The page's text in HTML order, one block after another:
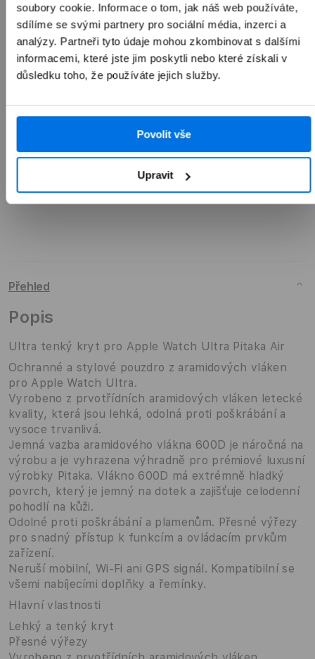
soubory cookie. Informace o tom, jak náš web používáte,
sdílíme se svými partnery pro sociální média, inzerci a
analýzy. Partneři tyto údaje mohou zkombinovat s dalšími
informacemi, které jste jim poskytli nebo které získali v
důsledku toho, že používáte jejich služby.
Povolit vše
Upravit
1 990 Kč
Přidat do košíku
Přehled
Popis
Ultra tenký kryt pro Apple Watch Ultra Pitaka Air
Ochranné a stylové pouzdro z aramidových vláken
pro Apple Watch Ultra.
Vyrobeno z prvotřídních aramidových vláken letecké
kvality, která jsou lehká, odolná proti poškrábání a
vysoce trvanlivá.
Jemná vazba aramidového vlákna 600D je náročná na
výrobu a je vyhrazena výhradně pro prémiové luxusní
výrobky Pitaka. Vlákno 600D má extrémně hladký
povrch, který je jemný na dotek a zajišťuje celodenní
pohodlí na kůži.
Odolné proti poškrábání a plamenům. Přesné výřezy
pro snadný přístup k funkcím a ovládacím prvkům
zařízení.
Neruší mobilní, Wi-Fi ani GPS signál. Kompatibilní se
všemi nabíjecími doplňky a řemínky.
Hlavní vlastnosti
Lehký a tenký kryt
Přesné výřezy